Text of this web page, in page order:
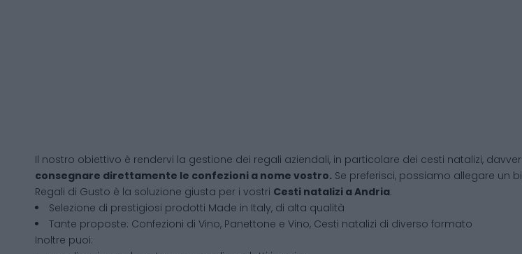
Il nostro obiettivo è rendervi la gestione dei regali aziendali, in particolare dei cesti natalizi,
consegnare direttamente le confezioni a nome vostro. Se preferisci, possiamo allegare un
Regali di Gusto è la soluzione giusta per i vostri Cesti natalizi aAndria:
Selezione di prestigiosi prodotti Made in Italy, di alta qualità
Tante proposte: Confezioni di Vino, Panettone e Vino, Cesti natalizi di diverso formato
Inoltre puoi: